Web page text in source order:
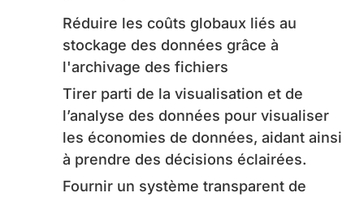
Réduire les coûts globaux liés au
stockage des données grâce à
l'archivage des fichiers
Tirer parti de la visualisation et de
l’analyse des données pour visualiser
les économies de données, aidant ainsi
à prendre des décisions éclairées.
Fournir un système transparent de